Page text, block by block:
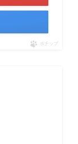
ポチップ